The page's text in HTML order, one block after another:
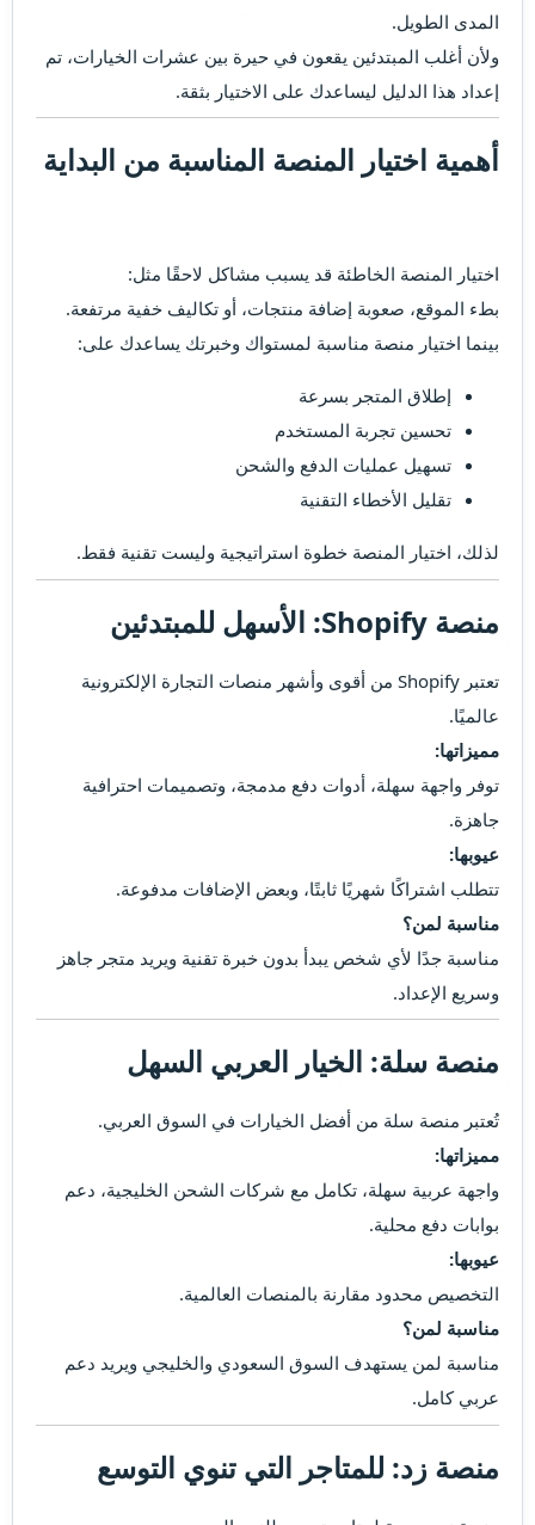
المدى الطويل.
ولأن أغلب المبتدئين يقعون في حيرة بين عشرات الخيارات، تم
إعداد هذا الدليل ليساعدك على الاختيار بثقة.
أهمية اختيار المنصة المناسبة من البداية​
اختيار المنصة الخاطئة قد يسبب مشاكل لاحقًا مثل:
بطء الموقع، صعوبة إضافة منتجات، أو تكاليف خفية مرتفعة.
بينما اختيار منصة مناسبة لمستواك وخبرتك يساعدك على:
إطلاق المتجر بسرعة
تحسين تجربة المستخدم
تسهيل عمليات الدفع والشحن
تقليل الأخطاء التقنية
لذلك، اختيار المنصة خطوة استراتيجية وليست تقنية فقط.
منصة Shopify: الأسهل للمبتدئين​
تعتبر Shopify من أقوى وأشهر منصات التجارة الإلكترونية
عالميًا.
مميزاتها:
توفر واجهة سهلة، أدوات دفع مدمجة، وتصميمات احترافية
جاهزة.
عيوبها:
تتطلب اشتراكًا شهريًا ثابتًا، وبعض الإضافات مدفوعة.
مناسبة لمن؟
مناسبة جدًا لأي شخص يبدأ بدون خبرة تقنية ويريد متجر جاهز
وسريع الإعداد.
منصة سلة: الخيار العربي السهل​
تُعتبر منصة سلة من أفضل الخيارات في السوق العربي.
مميزاتها:
واجهة عربية سهلة، تكامل مع شركات الشحن الخليجية، دعم
بوابات دفع محلية.
عيوبها:
التخصيص محدود مقارنة بالمنصات العالمية.
مناسبة لمن؟
مناسبة لمن يستهدف السوق السعودي والخليجي ويريد دعم
عربي كامل.
منصة زد: للمتاجر التي تنوي التوسع​